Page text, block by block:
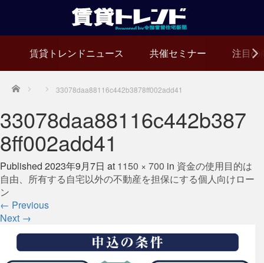
賃貸トレンドニュース 共催セミナー 注目の
Home 33078daa88116c442b3878ff002add41
33078daa88116c442b387
8ff002add41
Published 2023年9月7日 at 1150 × 700 in 資金の使用目的は
自由、所有する自宅以外の不動産を担保にする個人向けロー
ン
← Previous
Next →